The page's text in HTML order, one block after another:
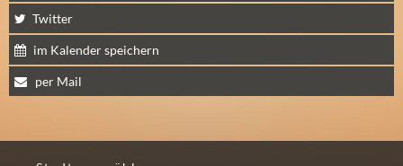
S
T
A
G
(
)
Twitter
im Kalender speichern
per Mail